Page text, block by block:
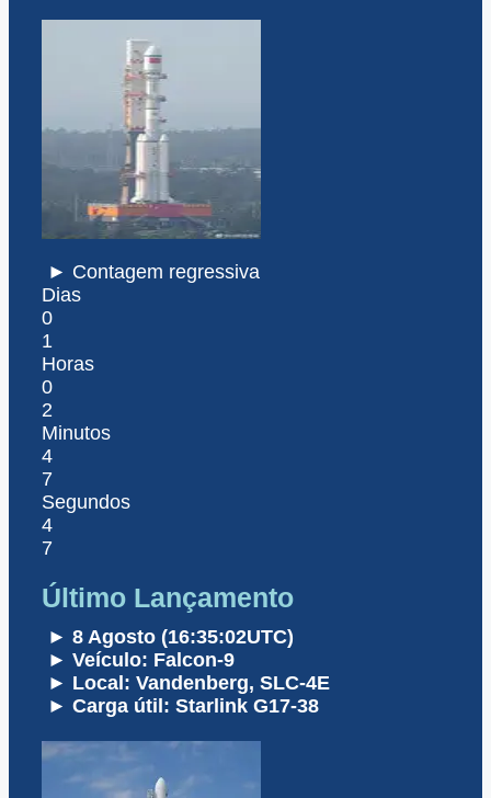
► Contagem regressiva
Dias
0
1
Horas
0
2
Minutos
4
7
Segundos
4
7
Último Lançamento
► 8 Agosto (16:35:02UTC)
► Veículo: Falcon-9
► Local: Vandenberg, SLC-4E
► Carga útil: Starlink G17-38